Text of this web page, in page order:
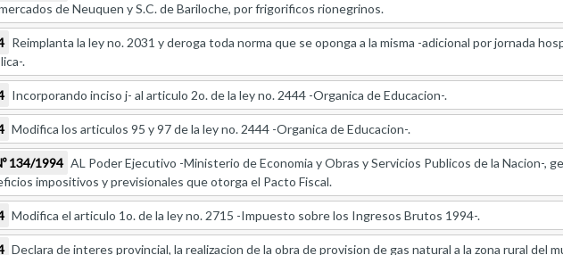
de Neuquen y S.C. de Bariloche, por frigorificos rionegrinos.
Reimplanta la ley no. 2031 y deroga toda norma que se oponga a la misma -adicional por jornada
.
Incorporando inciso j- al articulo 2o. de la ley no. 2444 -Organica de Educacion-.
Modifica los articulos 95 y 97 de la ley no. 2444 -Organica de Educacion-.
134/1994 AL Poder Ejecutivo -Ministerio de Economia y Obras y Servicios Publicos de la Nacion-,
impositivos y previsionales que otorga el Pacto Fiscal.
Modifica el articulo 1o. de la ley no. 2715 -Impuesto sobre los Ingresos Brutos 1994-.
Declara de interes provincial, la realizacion de la obra de provision de gas natural a la zona rural del